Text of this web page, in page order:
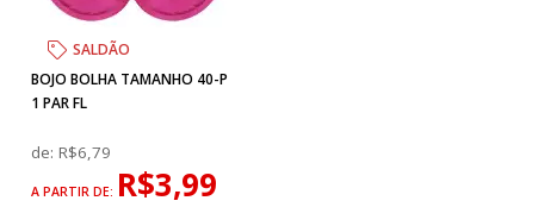
SALDÃO
BOJO BOLHA TAMANHO 40-P
1 PAR FL
de:R$6,79
A PARTIR DE: R$3,99